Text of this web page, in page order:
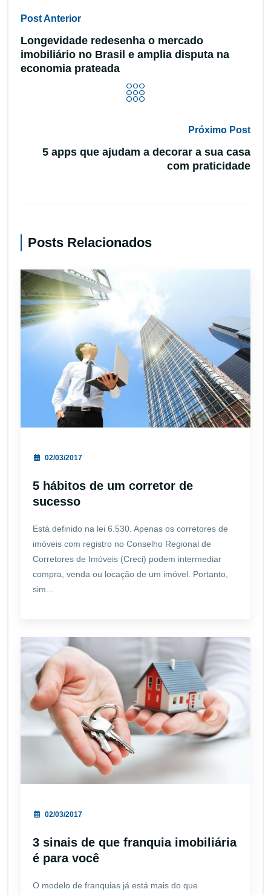
Post Anterior
Longevidade redesenha o mercado
imobiliário no Brasil e amplia disputa na
economia prateada
Próximo Post
5 apps que ajudam a decorar a sua casa
com praticidade
Posts Relacionados
02/03/2017
5 hábitos de um corretor de
sucesso
Está definido na lei 6.530. Apenas os corretores de
imóveis com registro no Conselho Regional de
Corretores de Imóveis (Creci) podem intermediar
compra, venda ou locação de um imóvel. Portanto,
sim...
02/03/2017
3 sinais de que franquia imobiliária
é para você
O modelo de franquias já está mais do que